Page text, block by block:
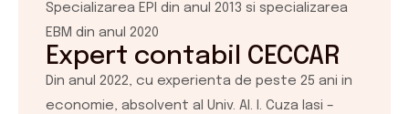
Specializarea EPI din anul 2013 si specializarea
EBM din anul 2020
Expert contabil CECCAR
Din anul 2022, cu experienta de peste 25 ani in
economie, absolvent al Univ. Al. I. Cuza Iasi –